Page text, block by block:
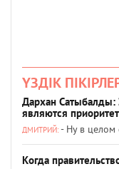
ҮЗДІК
Дархан Сатыбалды:
являются
ДМИТРИЙ: - Ну в целом
Когда